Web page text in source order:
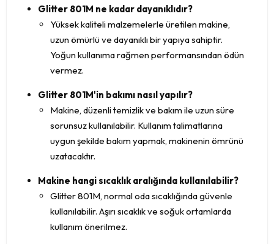
Glitter 801M ne kadar dayanıklıdır?
Yüksek kaliteli malzemelerle üretilen makine,
uzun ömürlü ve dayanıklı bir yapıya sahiptir.
Yoğun kullanıma rağmen performansından ödün
vermez.
Glitter 801M'in bakımı nasıl yapılır?
Makine, düzenli temizlik ve bakım ile uzun süre
sorunsuz kullanılabilir. Kullanım talimatlarına
uygun şekilde bakım yapmak, makinenin ömrünü
uzatacaktır.
Makine hangi sıcaklık aralığında kullanılabilir?
Glitter 801M, normal oda sıcaklığında güvenle
kullanılabilir. Aşırı sıcaklık ve soğuk ortamlarda
kullanım önerilmez.